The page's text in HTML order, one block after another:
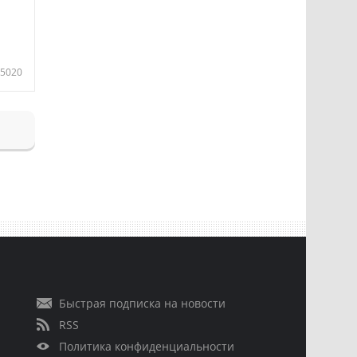
5020
Быстрая подписка на новости
RSS
Политика конфиденциальности